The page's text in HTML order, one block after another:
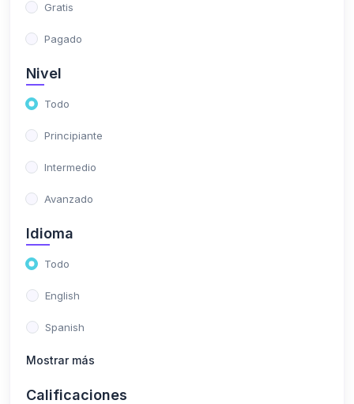
Gratis
Pagado
Nivel
Todo
Principiante
Intermedio
Avanzado
Idioma
Todo
English
Spanish
Mostrar más
Calificaciones